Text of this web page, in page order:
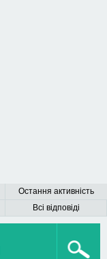
Остання активність
Всі відповіді